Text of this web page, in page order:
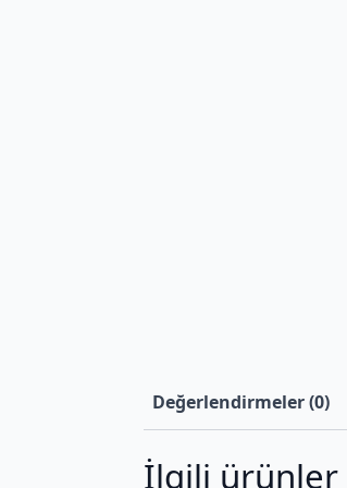
Değerlendirmeler (0)
İlgili ürünler